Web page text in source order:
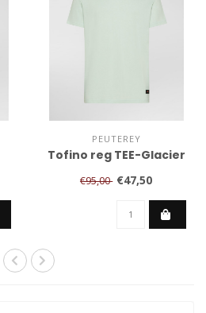
PEUTEREY
Tofino reg TEE-Glacier
€95,00 €47,50